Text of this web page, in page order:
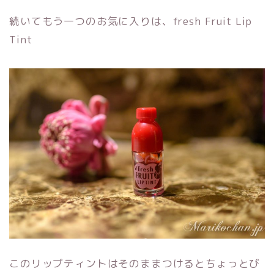
続いてもう一つのお気に入りは、fresh Fruit Lip
Tint
このリップティントはそのままつけるとちょっとび